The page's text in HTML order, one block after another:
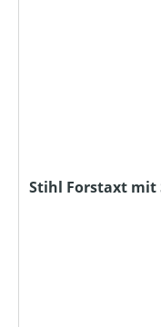
Stihl Forstaxt mit